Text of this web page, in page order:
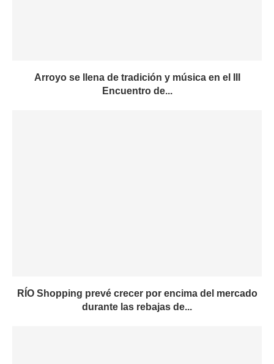
Arroyo se llena de tradición y música en el III
Encuentro de...
RÍO Shopping prevé crecer por encima del mercado
durante las rebajas de...